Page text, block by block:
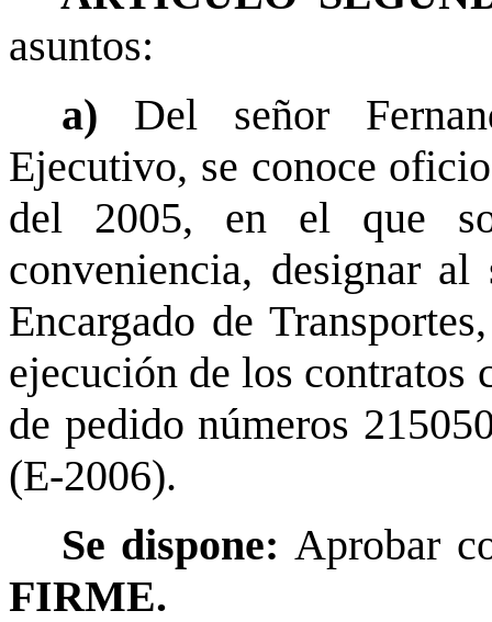
asuntos:
a) Del señor
Ejecutivo, se conoce
del 2005, en el que
conveniencia, designar
Encargado de
ejecución de los contratos
de pedido números
(E-2006).
Se dispone:Aprobar
FIRME.